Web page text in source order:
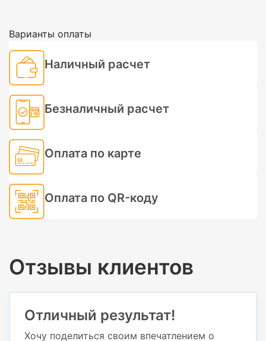
Варианты оплаты
Наличный расчет
Безналичный расчет
Оплата по карте
Оплата по QR-коду
Отзывы клиентов
Отличный результат!
Хочу поделиться своим впечатлением о